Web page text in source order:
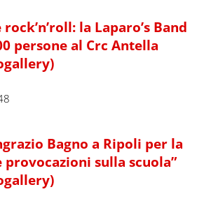
la Laparo’s Band
persone al Crc Antella
Bagno a Ripoli per la
sulla scuola”